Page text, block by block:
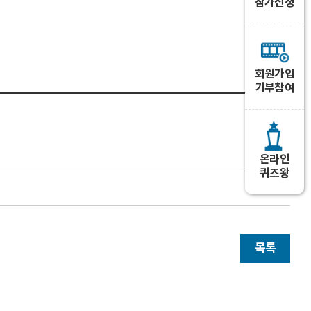
회원가입
기부참여
온라인
퀴즈왕
목록